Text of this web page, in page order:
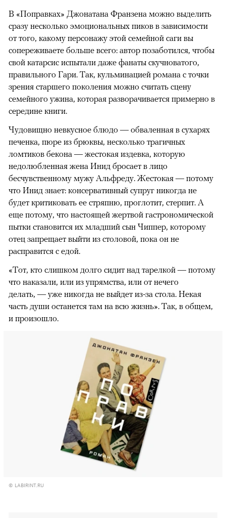
В «Поправках» Джонатана Франзена можно выделить
сразу несколько эмоциональных пиков в зависимости
от того, какому персонажу этой семейной саги вы
сопереживаете больше всего: автор позаботился, чтобы
свой катарсис испытали даже фанаты скучноватого,
правильного Гари. Так, кульминацией романа с точки
зрения старшего поколения можно считать сцену
семейного ужина, которая разворачивается примерно в
середине книги.
Чудовищно невкусное блюдо — обваленная в сухарях
печенка, пюре из брюквы, несколько трагичных
ломтиков бекона — жестокая издевка, которую
недолюбленная жена Инид бросает в лицо
бесчувственному мужу Альфреду. Жестокая — потому
что Инид знает: консервативный супруг никогда не
будет критиковать ее стряпню, проглотит, стерпит. А
еще потому, что настоящей жертвой гастрономической
пытки становится их младший сын Чиппер, которому
отец запрещает выйти из столовой, пока он не
расправится с едой.
«Тот, кто слишком долго сидит над тарелкой — потому
что наказали, или из упрямства, или от нечего
делать, — уже никогда не выйдет из-за стола. Некая
часть души останется там на всю жизнь». Так, в общем,
и произошло.
© LABIRINT.RU